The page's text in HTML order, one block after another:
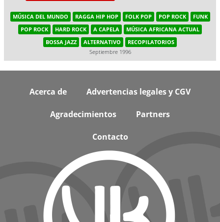
MÚSICA DEL MUNDO RAGGA HIP HOP FOLK POP POP ROCK
FUNK
POP ROCK
HARD ROCK A CAPELA
MÚSICA AFRICANA ACTUAL
BOSSA JAZZ
ALTERNATIVO
RECOPILATORIOS
Septiembre 1996
FooterAcerca de Advertencias legales y CGV
Agradecimientos Partners
Contacto